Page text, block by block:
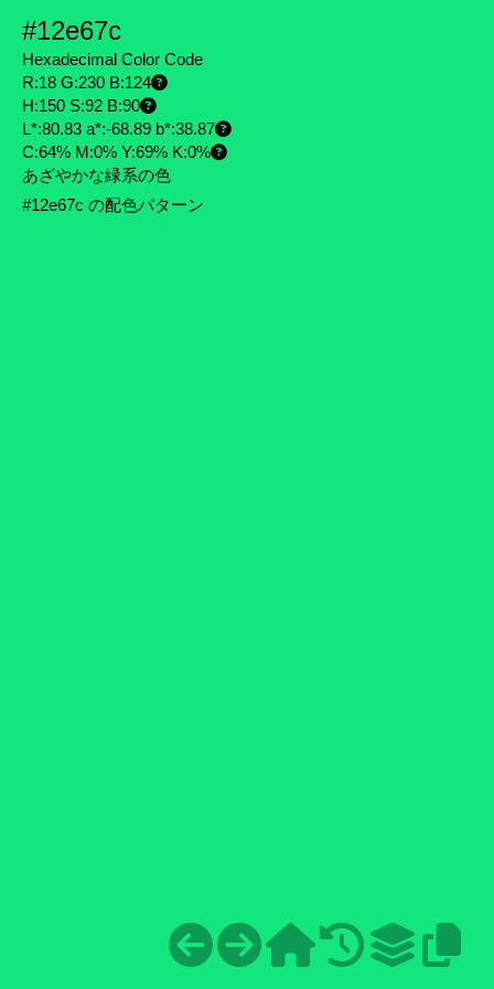
#12e67c
Hexadecimal Color Code
R:18 G:230 B:124
H:150 S:92 B:90
L*:80.83 a*:-68.89 b*:38.87
C:64% M:0% Y:69% K:0%
あざやかな緑系の色
#12e67c の配色パターン